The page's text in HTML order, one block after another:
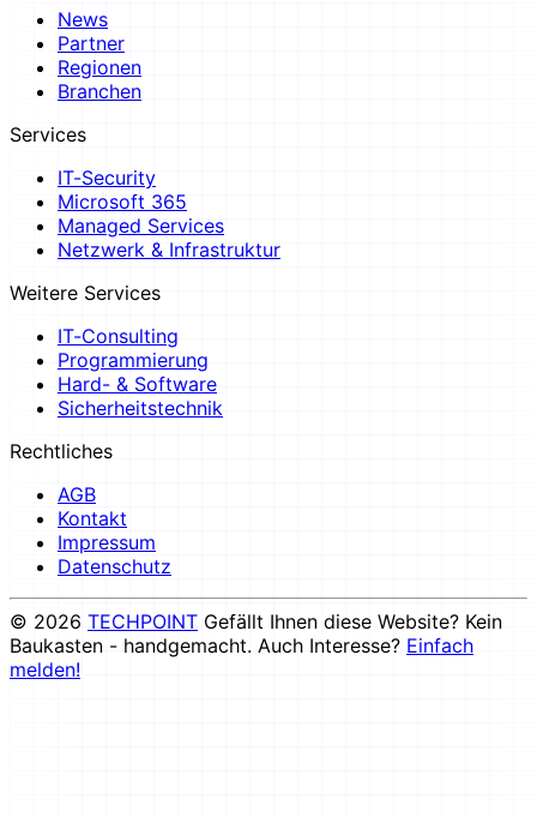
News
Partner
Regionen
Branchen
Services
IT-Security
Microsoft 365
Managed Services
Netzwerk & Infrastruktur
Weitere Services
IT-Consulting
Programmierung
Hard- & Software
Sicherheitstechnik
Rechtliches
AGB
Kontakt
Impressum
Datenschutz
© 2026 TECHPOINT Gefällt Ihnen diese Website? Kein
Baukasten - handgemacht. Auch Interesse? Einfach
melden!